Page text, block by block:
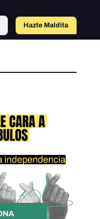
Hazte Maldita